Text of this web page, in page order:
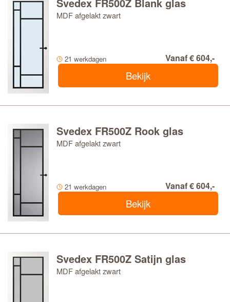
MDF afgelakt zwart
21 werkdagen Vanaf € 604,-
Bekijk
Svedex FR500Z Rook glas
MDF afgelakt zwart
21 werkdagen Vanaf € 604,-
Bekijk
Svedex FR500Z Satijn glas
MDF afgelakt zwart